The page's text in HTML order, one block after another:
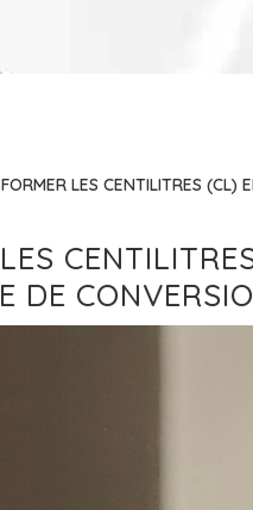
LES CENTILITRES (CL)
DE